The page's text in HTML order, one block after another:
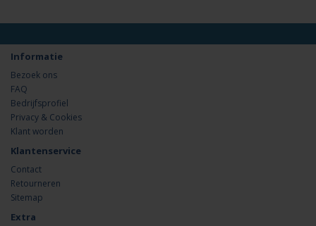
Informatie
Bezoek ons
FAQ
Bedrijfsprofiel
Privacy & Cookies
Klant worden
Klantenservice
Contact
Retourneren
Sitemap
Extra